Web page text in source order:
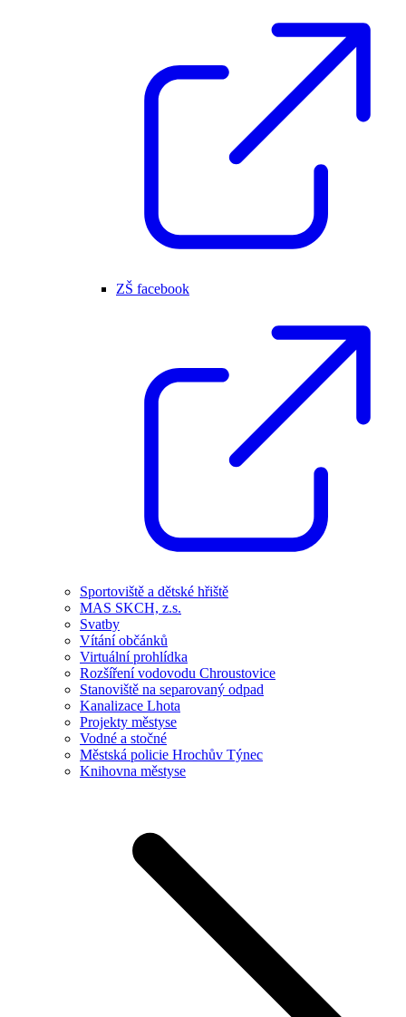
ZŠ facebook
Sportoviště a dětské hřiště
MAS SKCH, z.s.
Svatby
Vítání občánků
Virtuální prohlídka
Rozšíření vodovodu Chroustovice
Stanoviště na separovaný odpad
Kanalizace Lhota
Projekty městyse
Vodné a stočné
Městská policie Hrochův Týnec
Knihovna městyse